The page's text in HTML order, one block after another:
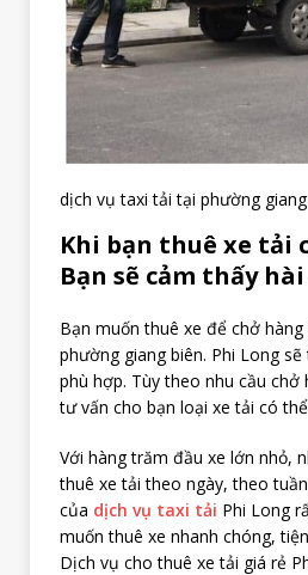
dịch vụ taxi tải tại phường
Khi bạn thuê xe tải
Bạn sẽ cảm thấy
Bạn muốn thuê xe để chở
phường giang biên. Phi Long
phù hợp. Tùy theo nhu cầu chở
tư vấn cho bạn loại xe tải có
Với hàng trăm đầu xe lớn nhỏ,
thuê xe tải theo ngày, theo
của dịch vụ taxi tải Phi Long
muốn thuê xe nhanh chóng,
Dịch vụ cho thuê xe tải giá rẻ